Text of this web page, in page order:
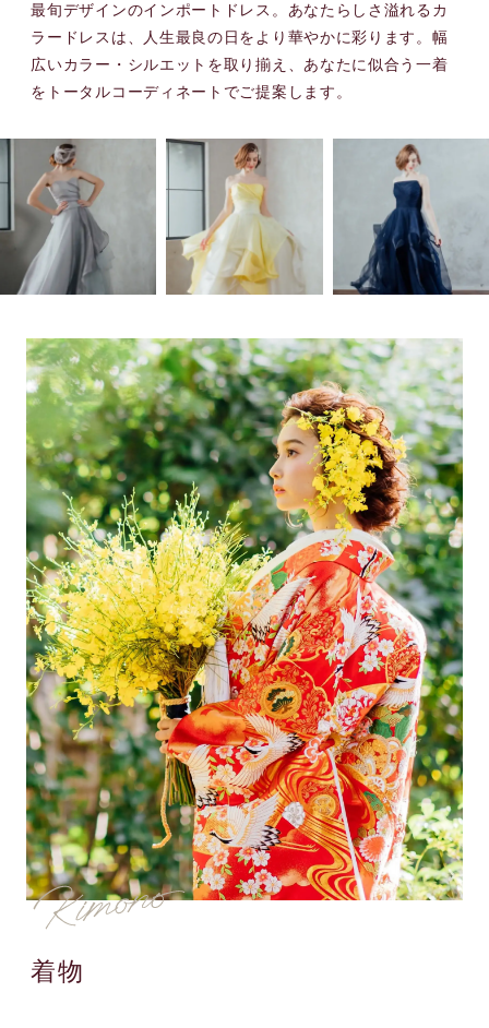
最旬デザインのインポートドレス。あなたらしさ溢れるカ
ラードレスは、人生最良の日をより華やかに彩ります。幅
広いカラー・シルエットを取り揃え、あなたに似合う一着
をトータルコーディネートでご提案します。
着物